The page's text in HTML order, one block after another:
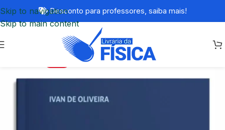
Skip to navigation
Skip to main content
Desconto para professores, saiba mais!